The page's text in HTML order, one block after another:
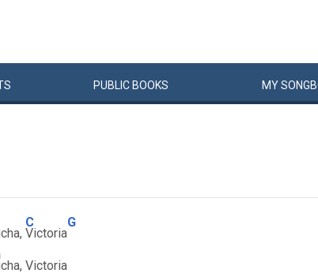
PUBLIC BOOKS MYSONG
C
Victoria
G
Victoria